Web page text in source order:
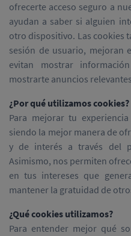
ofrecerte acceso seguro a
ayudan a saber si alguien
otro dispositivo. Las cookies
sesión de usuario, mejoran
evitan mostrar
mostrarte anuncios
¿Por qué utilizamos cookies?
Para mejorar tu
siendo la mejor manera de
y de interés a través del
Asimismo, nos permiten
en tus intereses que
mantener la gratuidad de
¿Qué cookies utilizamos?
Para entender mejor qué